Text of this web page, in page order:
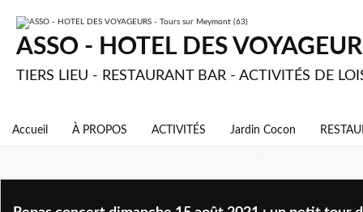
ASSO - HOTEL DES
TIERS LIEU - RESTAURANT BAR - ACTIVITÉS DE
Accueil À PROPOS ACTIVITÉS Jardin Cocon